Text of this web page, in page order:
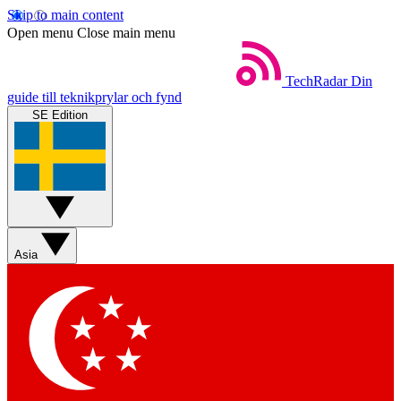
Skip to main content
Open menu Close main menu
TechRadar Din
guide till teknikprylar och fynd
SE Edition
Asia